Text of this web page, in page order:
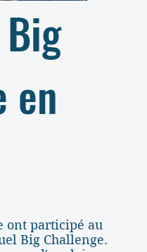
en
ont participé au
Big Challenge.